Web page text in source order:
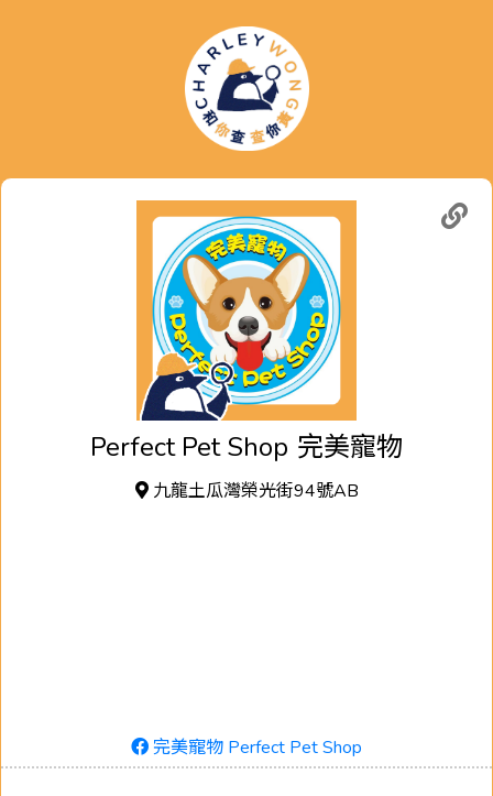
Perfect Pet Shop 完美寵物
九龍土瓜灣榮光街94號AB
完美寵物 Perfect Pet Shop